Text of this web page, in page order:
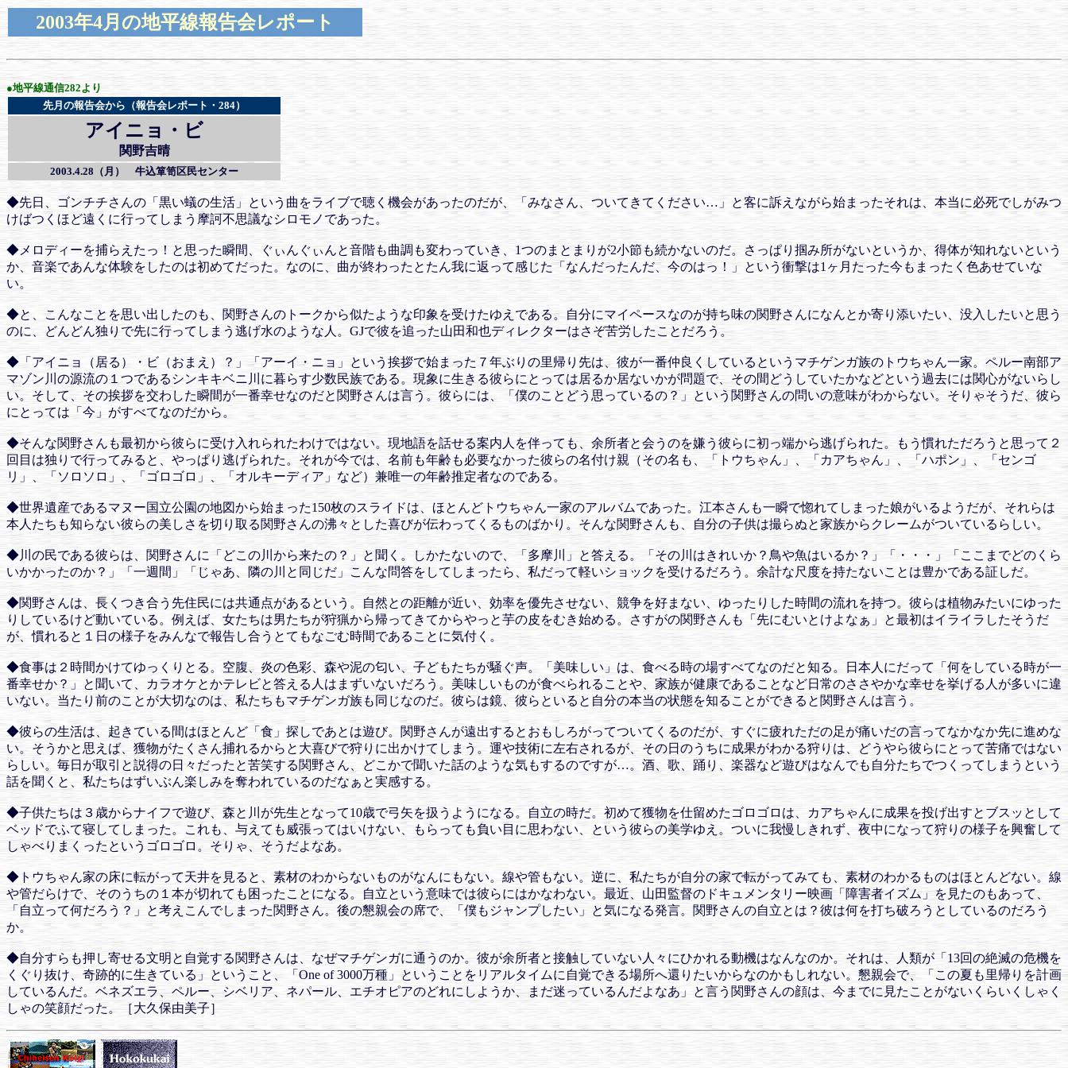
2003年4月の地平線報告会レポート
●地平線通信282より
先月の報告会から（報告会レポート・284）
アイニョ・ビ
関野吉晴
2003.4.28（月） 牛込箪笥区民センター
◆先日、ゴンチチさんの「黒い蟻の生活」という曲をライブで聴く機会があったのだが、「みなさん、ついてきてください…」と客に訴えながら始まったそれは、本当に必死でしがみつ
けばつくほど遠くに行ってしまう摩訶不思議なシロモノであった。
◆メロディーを捕らえたっ！と思った瞬間、ぐぃんぐぃんと音階も曲調も変わっていき、1つのまとまりが2小節も続かないのだ。さっぱり掴み所がないというか、得体が知れないという
か、音楽であんな体験をしたのは初めてだった。なのに、曲が終わったとたん我に返って感じた「なんだったんだ、今のはっ！」という衝撃は1ヶ月たった今もまったく色あせていな
い。
◆と、こんなことを思い出したのも、関野さんのトークから似たような印象を受けたゆえである。自分にマイペースなのが持ち味の関野さんになんとか寄り添いたい、没入したいと思う
のに、どんどん独りで先に行ってしまう逃げ水のような人。GJで彼を追った山田和也ディレクターはさぞ苦労したことだろう。
◆「アイニョ（居る）・ビ（おまえ）？」「アーイ・ニョ」という挨拶で始まった７年ぶりの里帰り先は、彼が一番仲良くしているというマチゲンガ族のトウちゃん一家。ペルー南部ア
マゾン川の源流の１つであるシンキキベニ川に暮らす少数民族である。現象に生きる彼らにとっては居るか居ないかが問題で、その間どうしていたかなどという過去には関心がないらし
い。そして、その挨拶を交わした瞬間が一番幸せなのだと関野さんは言う。彼らには、「僕のことどう思っているの？」という関野さんの問いの意味がわからない。そりゃそうだ、彼ら
にとっては「今」がすべてなのだから。
◆そんな関野さんも最初から彼らに受け入れられたわけではない。現地語を話せる案内人を伴っても、余所者と会うのを嫌う彼らに初っ端から逃げられた。もう慣れただろうと思って２
回目は独りで行ってみると、やっぱり逃げられた。それが今では、名前も年齢も必要なかった彼らの名付け親（その名も、「トウちゃん」、「カアちゃん」、「ハポン」、「センゴ
リ」、「ソロソロ」、「ゴロゴロ」、「オルキーディア」など）兼唯一の年齢推定者なのである。
◆世界遺産であるマヌー国立公園の地図から始まった150枚のスライドは、ほとんどトウちゃん一家のアルバムであった。江本さんも一瞬で惚れてしまった娘がいるようだが、それらは
本人たちも知らない彼らの美しさを切り取る関野さんの沸々とした喜びが伝わってくるものばかり。そんな関野さんも、自分の子供は撮らぬと家族からクレームがついているらしい。
◆川の民である彼らは、関野さんに「どこの川から来たの？」と聞く。しかたないので、「多摩川」と答える。「その川はきれいか？鳥や魚はいるか？」「・・・」「ここまでどのくら
いかかったのか？」「一週間」「じゃあ、隣の川と同じだ」こんな問答をしてしまったら、私だって軽いショックを受けるだろう。余計な尺度を持たないことは豊かである証しだ。
◆関野さんは、長くつき合う先住民には共通点があるという。自然との距離が近い、効率を優先させない、競争を好まない、ゆったりした時間の流れを持つ。彼らは植物みたいにゆった
りしているけど動いている。例えば、女たちは男たちが狩猟から帰ってきてからやっと芋の皮をむき始める。さすがの関野さんも「先にむいとけよなぁ」と最初はイライラしたそうだ
が、慣れると１日の様子をみんなで報告し合うとてもなごむ時間であることに気付く。
◆食事は２時間かけてゆっくりとる。空腹、炎の色彩、森や泥の匂い、子どもたちが騒ぐ声。「美味しい」は、食べる時の場すべてなのだと知る。日本人にだって「何をしている時が一
番幸せか？」と聞いて、カラオケとかテレビと答える人はまずいないだろう。美味しいものが食べられることや、家族が健康であることなど日常のささやかな幸せを挙げる人が多いに違
いない。当たり前のことが大切なのは、私たちもマチゲンガ族も同じなのだ。彼らは鏡、彼らといると自分の本当の状態を知ることができると関野さんは言う。
◆彼らの生活は、起きている間はほとんど「食」探しであとは遊び。関野さんが遠出するとおもしろがってついてくるのだが、すぐに疲れただの足が痛いだの言ってなかなか先に進めな
い。そうかと思えば、獲物がたくさん捕れるからと大喜びで狩りに出かけてしまう。運や技術に左右されるが、その日のうちに成果がわかる狩りは、どうやら彼らにとって苦痛ではない
らしい。毎日が取引と説得の日々だったと苦笑する関野さん、どこかで聞いた話のような気もするのですが…。酒、歌、踊り、楽器など遊びはなんでも自分たちでつくってしまうという
話を聞くと、私たちはずいぶん楽しみを奪われているのだなぁと実感する。
◆子供たちは３歳からナイフで遊び、森と川が先生となって10歳で弓矢を扱うようになる。自立の時だ。初めて獲物を仕留めたゴロゴロは、カアちゃんに成果を投げ出すとブスッとして
ベッドでふて寝してしまった。これも、与えても威張ってはいけない、もらっても負い目に思わない、という彼らの美学ゆえ。ついに我慢しきれず、夜中になって狩りの様子を興奮して
しゃべりまくったというゴロゴロ。そりゃ、そうだよなあ。
◆トウちゃん家の床に転がって天井を見ると、素材のわからないものがなんにもない。線や管もない。逆に、私たちが自分の家で転がってみても、素材のわかるものはほとんどない。線
や管だらけで、そのうちの１本が切れても困ったことになる。自立という意味では彼らにはかなわない。最近、山田監督のドキュメンタリー映画「障害者イズム」を見たのもあって、
「自立って何だろう？」と考えこんでしまった関野さん。後の懇親会の席で、「僕もジャンプしたい」と気になる発言。関野さんの自立とは？彼は何を打ち破ろうとしているのだろう
か。
◆自分すらも押し寄せる文明と自覚する関野さんは、なぜマチゲンガに通うのか。彼が余所者と接触していない人々にひかれる動機はなんなのか。それは、人類が「13回の絶滅の危機を
くぐり抜け、奇跡的に生きている」ということ、「One of 3000万種」ということをリアルタイムに自覚できる場所へ還りたいからなのかもしれない。懇親会で、「この夏も里帰りを計画
しているんだ。ベネズエラ、ペルー、シベリア、ネパール、エチオピアのどれにしようか、まだ迷っているんだよなあ」と言う関野さんの顔は、今までに見たことがないくらいくしゃく
しゃの笑顔だった。［大久保由美子］